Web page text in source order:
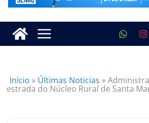
Início » Últimas Noticias »
estrada do Núcleo Rural de Santa